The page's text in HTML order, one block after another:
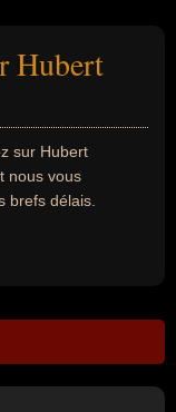
Hubert
sur Hubert
nous vous
brefs délais.